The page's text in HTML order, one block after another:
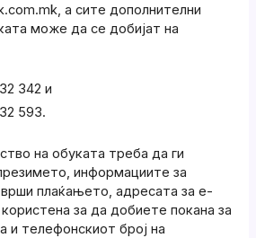
а сите дополнителни
може да се добијат на
342 и
593.
на обуката треба да ги
информациите за
врши плаќањето, адресата за е-
за да добиете покана за
и телефонскиот број на